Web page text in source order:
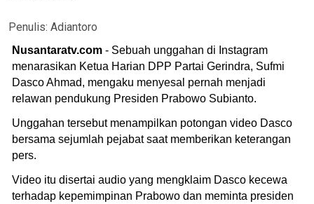
Penulis: Adiantoro
Nusantaratv.com - Sebuah unggahan di Instagram
menarasikan Ketua Harian DPP Partai Gerindra, Sufmi
Dasco Ahmad, mengaku menyesal pernah menjadi
relawan pendukung Presiden Prabowo Subianto.
Unggahan tersebut menampilkan potongan video Dasco
bersama sejumlah pejabat saat memberikan keterangan
pers.
Video itu disertai audio yang mengklaim Dasco kecewa
terhadap kepemimpinan Prabowo dan meminta presiden